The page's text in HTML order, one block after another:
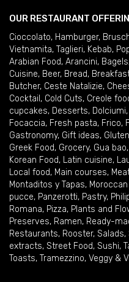
OUR RESTAURANT
Cioccolato, Hamburger,
Vietnamita, Taglieri, Kebab,
Arabian Food, Arancini, Bagels
Cuisine, Beer, Bread,
Butcher, Ceste Natalizie,
Cocktail , Cold Cuts, Creole
cupcakes, Desserts, Dolciumi,
Focaccia, Fresh pasta, Frico,
Gastronomy, Gift ideas,
Greek Food, Grocery, Gua bao,
Korean Food, Latin cuisine,
Local food, Main courses,
Montaditos y Tapas,
pucce, Panzerotti, Pastry,
Romana, Pizza, Plants and
Preserves, Ramen, Ready-
Restaurants, Rooster, Salads,
extracts, Street Food, Sushi,
Toasts, Tramezzino, Veggy &